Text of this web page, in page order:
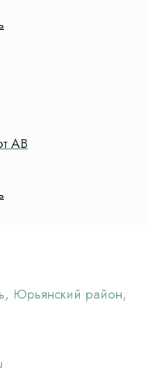
АВ
Юрьянский район,